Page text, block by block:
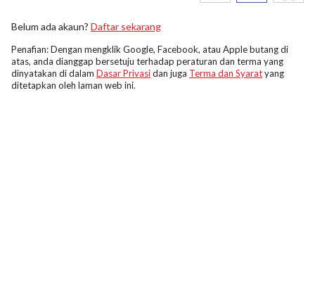
Belum ada akaun? Daftar sekarang
Penafian: Dengan mengklik Google, Facebook, atau Apple butang di
atas, anda dianggap bersetuju terhadap peraturan dan terma yang
dinyatakan di dalam Dasar Privasidan juga Terma dan Syaratyang
ditetapkan oleh laman web ini.